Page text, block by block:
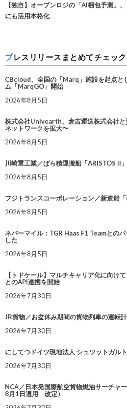
【独自】オープンロジの「AI梱包予測」
にも活用本格化
プレスリリースまとめてチェック
CBcloud、全国の「Marq」施設を起点と
ム「MarqGO」開始
2026年8月5日
株式会社Univearth、倉吉運送株式会社
ネットワークを拡大〜
2026年8月5日
川崎重工業／ばら積運搬船「ARISTOS II
2026年8月5日
フジトランスコーポレーション／新造船
2026年8月5日
ネバーマイル：TGR Haas F1 Teamとの
した
2026年8月5日
【トドケール】マルチキャリア化に向け
とのAPI連携を開始
2026年7月30日
JR貨物／お盆休み期間の貨物列車の運転
2026年7月30日
にしてつドイツ現地法人 シュツットガル
2026年7月30日
NCA／日本発国際航空貨物燃油サーチャ
8月1日適用 改定）